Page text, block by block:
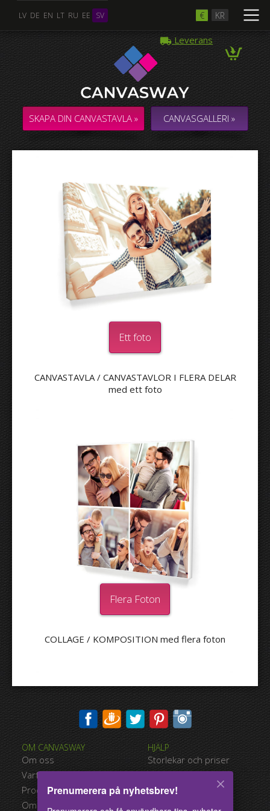
LV DE EN LT RU EE SV € KR
Leverans
SKAPA DIN CANVASTAVLA » CANVASGALLERI »
Ladda upp foto
Välj ritning
Nej
Ett foto
CANVASTAVLA / CANVASTAVLOR I FLERA DELAR
med ett foto
Flera Foton
COLLAGE / KOMPOSITION med flera foton
OM CANVASWAY
Om oss
Varför Canvasway.com
Produktkvalitet
Omdömen
HJÄLP
Storlekar och priser
Betalningsalternativ
Typer av leverans
Användarvillkor
Prenumerera på nyhetsbrev!